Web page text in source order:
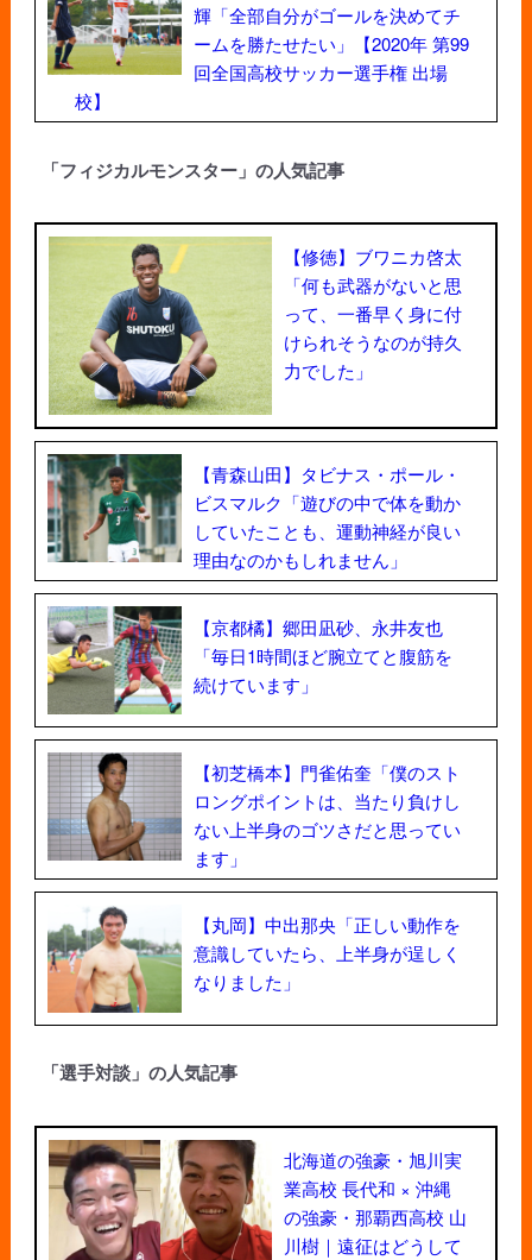
輝「全部自分がゴールを決めてチ
ームを勝たせたい」【2020年 第99
回全国高校サッカー選手権 出場
校】
「フィジカルモンスター」の人気記事
【修徳】ブワニカ啓太
「何も武器がないと思
って、一番早く身に付
けられそうなのが持久
力でした」
【青森山田】タビナス・ポール・
ビスマルク「遊びの中で体を動か
していたことも、運動神経が良い
理由なのかもしれません」
【京都橘】郷田凪砂、永井友也
「毎日1時間ほど腕立てと腹筋を
続けています」
【初芝橋本】門雀佑奎「僕のスト
ロングポイントは、当たり負けし
ない上半身のゴツさだと思ってい
ます」
【丸岡】中出那央「正しい動作を
意識していたら、上半身が逞しく
なりました」
「選手対談」の人気記事
北海道の強豪・旭川実
業高校 長代和 × 沖縄
の強豪・那覇西高校 山
川樹｜遠征はどうして